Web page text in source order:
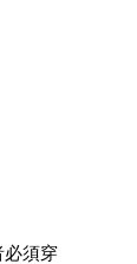
必須穿